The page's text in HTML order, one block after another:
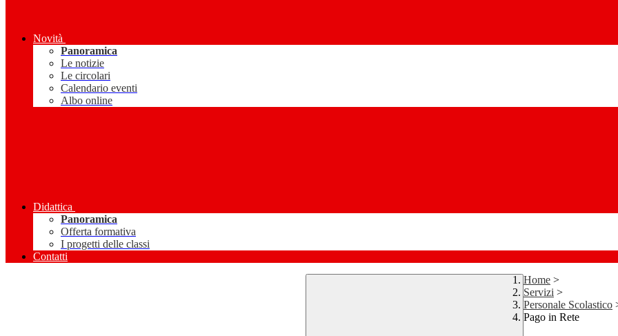
Novità
Panoramica
Le notizie
Le circolari
Calendario eventi
Albo online
Didattica
Panoramica
Offerta formativa
I progetti delle classi
Contatti
Home >
Servizi >
Personale Scolastico
Pago in Rete